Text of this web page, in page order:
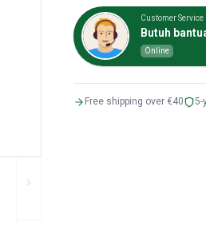
Customer
Butuh
Online
Free shipping over €40 5-